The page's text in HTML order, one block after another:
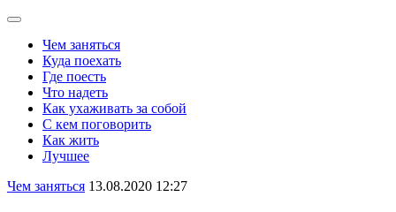
Чем заняться
Куда поехать
Где поесть
Что надеть
Как ухаживать за собой
С кем поговорить
Как жить
Лучшее
Чем заняться 13.08.2020 12:27